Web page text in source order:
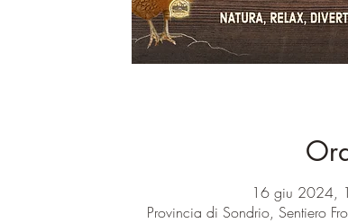
16 giu 2024,
Provincia di Sondrio, Sentiero